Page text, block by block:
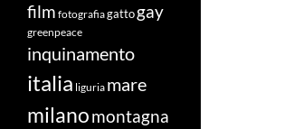
film fotografiagatto gay
greenpeace
inquinamento
italia liguria mare
milanomontagna